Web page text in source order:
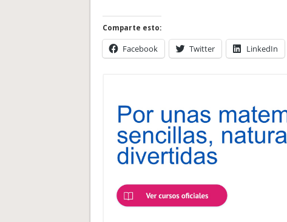
Comparte esto:
Facebook Twitter LinkedIn